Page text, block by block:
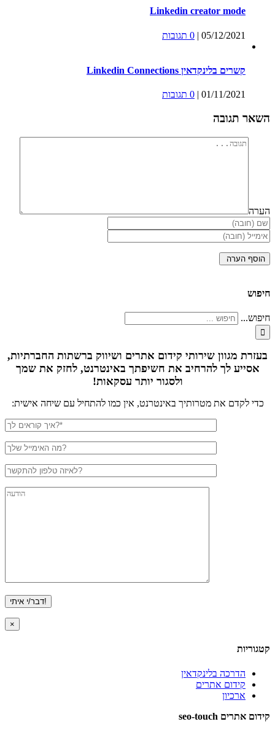
Linkedin creator mode
05/12/2021
| 0 תגובות
קשרים בלינקדאין Linkedin Connections
01/11/2021
| 0 תגובות
השאר תגובה
הערה
חיפוש
חיפוש...
בעזרת מגוון שירותי קידום אתרים ושיווק ברשתות החברתיות,
אסייע לך להרחיב את חשיפתך באינטרנט, לחזק את שמך
ולסגור יותר עסקאות!
כדי לקדם את מטרותיך באינטרנט, אין כמו להתחיל עם שיחה אישית:
×
קטגוריות
הדרכה בלינקדאין
קידום אתרים
ארכיון
קידום אתרים seo-touch